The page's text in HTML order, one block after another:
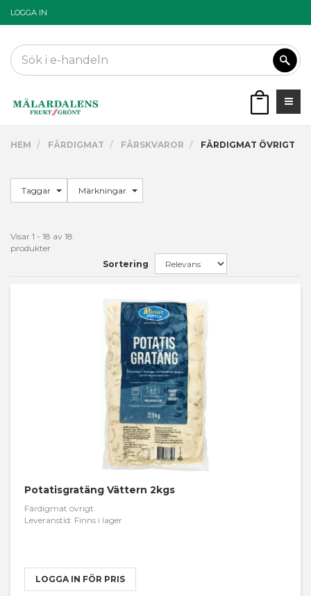
LOGGA IN
HEM FÄRDIGMAT FÄRSKVAROR FÄRDIGMAT ÖVRIGT
Taggar Märkningar
Visar 1 - 18 av 18
produkter
Sortering
Potatisgratäng Vättern 2kgs
Färdigmat övrigt
Leveranstid: Finns i lager
LOGGA IN FÖR PRIS